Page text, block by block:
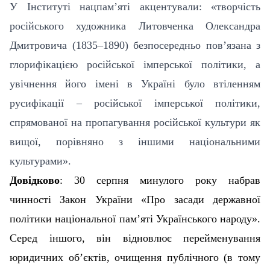
У Інституті нацпам’яті акцентували: «творчість
російського художника Литовченка Олександра
Дмитровича (1835–1890) безпосередньо пов’язана з
глорифікацією російської імперської політики, а
увічнення його імені в Україні було втіленням
русифікації – російської імперської політики,
спрямованої на пропагування російської культури як
вищої, порівняно з іншими національними
культурами».
Довідково: 30 серпня минулого року набрав
чинності Закон України «Про засади державної
політики національної пам’яті Українського народу».
Серед іншого, він відновлює перейменування
юридичних об’єктів, очищення публічного (в тому